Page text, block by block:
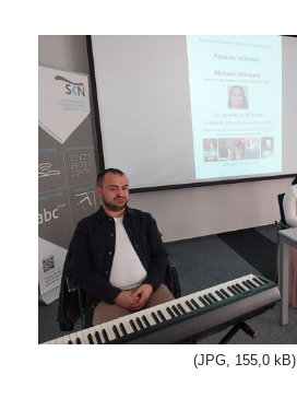
(JPG, 155,0 kB)